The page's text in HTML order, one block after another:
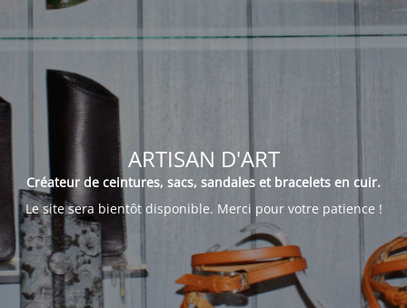
ARTISAN D'ART
Créateur de ceintures, sacs, sandales et bracelets en cuir.
Le site sera bientôt disponible. Merci pour votre patience !